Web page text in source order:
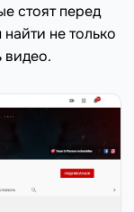
стоят перед
не только
видео.